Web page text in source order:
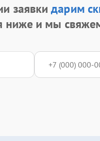
заявкидарим
ниже и мы